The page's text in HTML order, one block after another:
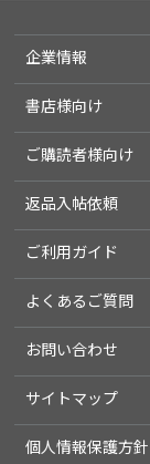
企業情報
書店様向け
ご購読者様向け
返品入帖依頼
ご利用ガイド
よくあるご質問
お問い合わせ
サイトマップ
個人情報保護方針